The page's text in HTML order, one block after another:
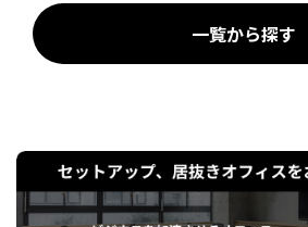
一覧から探す